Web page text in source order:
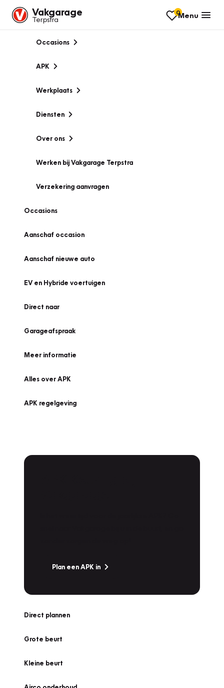
Vakgarage
Terpstra
0Menu
Occasions
APK
Werkplaats
Diensten
Over ons
Werken bij Vakgarage Terpstra
Verzekering aanvragen
Occasions
Aanschaf occasion
Aanschaf nieuwe auto
EV en Hybride voertuigen
Direct naar
Garageafspraak
Meer informatie
Alles over APK
APK regelgeving
Plan een APK in
Direct plannen
Grote beurt
Kleine beurt